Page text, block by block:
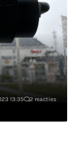
13:35
2 reacties